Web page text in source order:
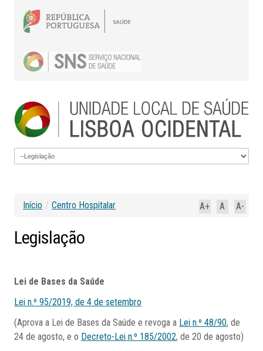
A-
A
A+
Início / Centro Hospitalar
Legislação
Lei de Bases da Saúde
Lei n.º 95/2019, de 4 de setembro
(Aprova a Lei de Bases da Saúde e revoga a Lei n.º 48/90, de
24 de agosto, e o Decreto-Lei n.º 185/2002, de 20 de agosto)